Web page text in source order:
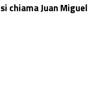
chiamaJuan Miguel